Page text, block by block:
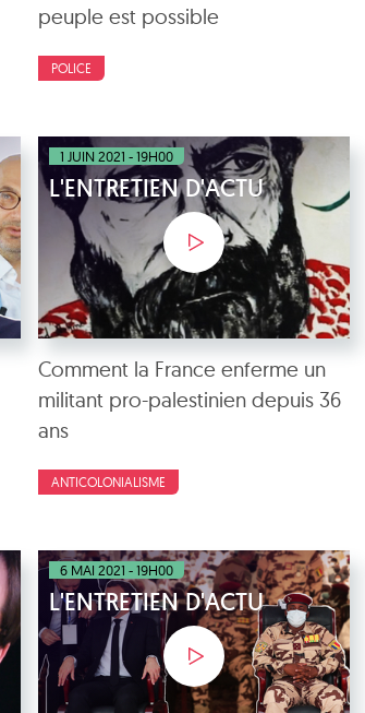
peuple est possible
POLICE
1 JUIN 2021 - 19H00
L'ENTRETIEN D'ACTU
Comment la France enferme un
militant pro-palestinien depuis 36
ans
ANTICOLONIALISME
6 MAI 2021 - 19H00
L'ENTRETIEN D'ACTU